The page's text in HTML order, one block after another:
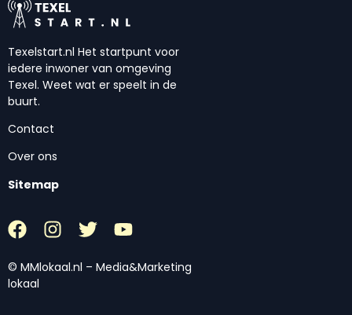
Texelstart.nl Het startpunt voor
iedere inwoner van omgeving
Texel. Weet wat er speelt in de
buurt.
Contact
Over ons
Sitemap
© MMlokaal.nl – Media&Marketing
lokaal